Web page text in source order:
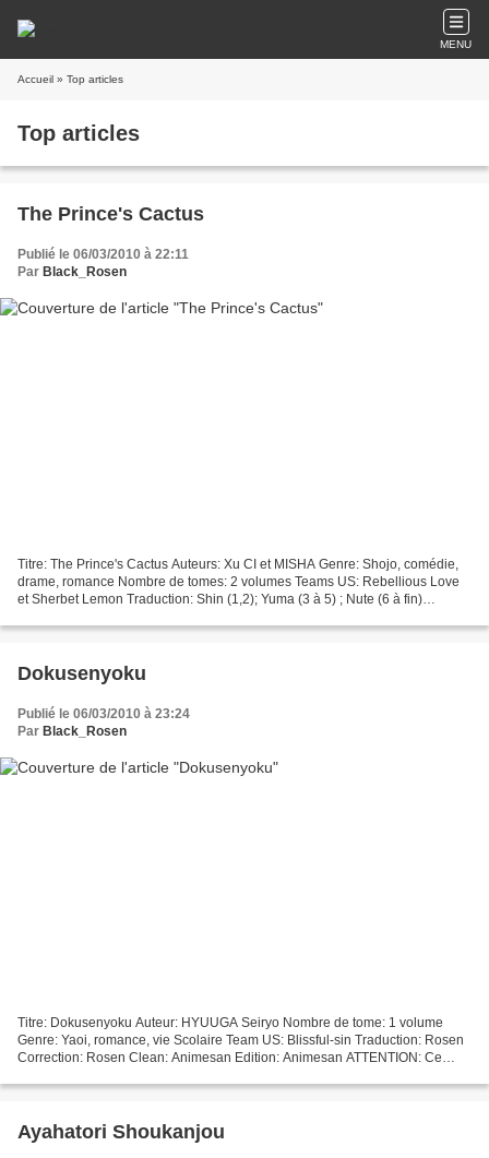
MENU
Accueil » Top articles
Top articles
The Prince's Cactus
Publié le 06/03/2010 à 22:11
Par Black_Rosen
Titre: The Prince's Cactus Auteurs: Xu CI et MISHA Genre: Shojo, comédie,
drame, romance Nombre de tomes: 2 volumes Teams US: Rebellious Love
et Sherbet Lemon Traduction: Shin (1,2); Yuma (3 à 5) ; Nute (6 à fin)
Dokusenyoku
Publié le 06/03/2010 à 23:24
Par Black_Rosen
Titre: Dokusenyoku Auteur: HYUUGA Seiryo Nombre de tome: 1 volume
Genre: Yaoi, romance, vie Scolaire Team US: Blissful-sin Traduction: Rosen
Correction: Rosen Clean: Animesan Edition: Animesan ATTENTION: Ce
Ayahatori Shoukanjou